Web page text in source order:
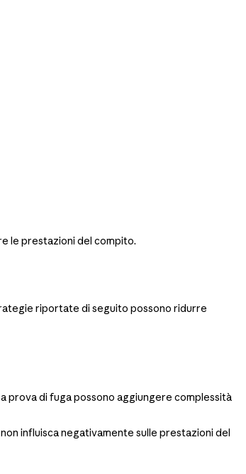
le prestazioni del compito.
riportate di seguito possono ridurre
prova di fuga possono aggiungere complessità
influisca negativamente sulle prestazioni del